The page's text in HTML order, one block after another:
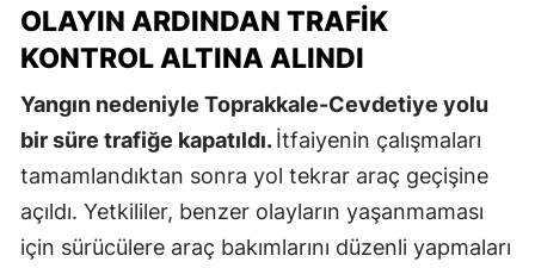
OLAYIN ARDINDAN TRAFIK
KONTROL ALTINA ALINDI
Yangın nedeniyle Toprakkale-Cevdetiye yolu
bir süre trafiğe kapatıldı.İtfaiyenin çalışmaları
tamamlandıktan sonra yol tekrar araç geçişine
açıldı. Yetkililer, benzer olayların yaşanmaması
için sürücülere araç bakımlarını düzenli yapmaları